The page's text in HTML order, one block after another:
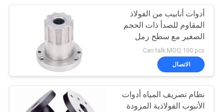
جولة
المصنع
مراقبة
الجودة
أدوات أنابيب من الفولاذ
المقاوم للصدأ ذات الحجم
الصغير مع سطح رمل
ISO9001
Can talk MOQ:100 pcs
الاتصال
نظام تصريف المياه أدوات
الأنبوب الفولاذية المزودة